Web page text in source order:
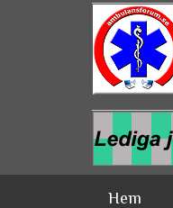
Hoppa till huvudinnehåll
Hem